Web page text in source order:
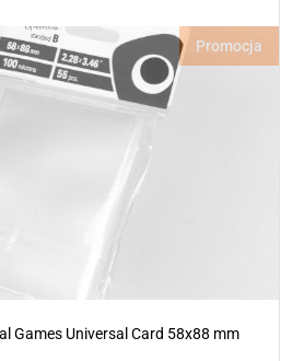
Promocja
Games Universal Card 58x88 mm